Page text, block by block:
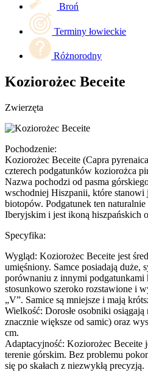
Broń
Terminy łowieckie
Różnorodny
Koziorożec Beceite
Zwierzęta
Pochodzenie:
Koziorożec Beceite (Capra
czterech podgatunków koziorożca
Nazwa pochodzi od pasma
wschodniej Hiszpanii, które stanowi
biotopów. Podgatunek ten
Iberyjskim i jest ikoną hiszpańskich
Specyfika:
Wygląd: Koziorożec Beceite jest
umięśniony. Samce posiadają duże,
porównaniu z innymi podgatunkami
stosunkowo szeroko rozstawione i
„V”. Samice są mniejsze i mają
Wielkość: Dorosłe osobniki osiągają
znacznie większe od samic) oraz
cm.
Adaptacyjność: Koziorożec Beceite
terenie górskim. Bez problemu
się po skałach z niezwykłą precyzją.